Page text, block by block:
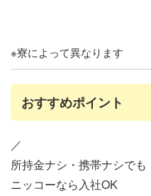
※寮によって異なります
おすすめポイント
／
所持金ナシ・携帯ナシでも
ニッコーなら入社OK